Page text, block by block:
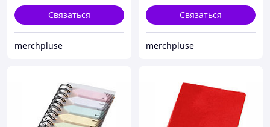
Связаться
merchpluse
Связаться
merchpluse